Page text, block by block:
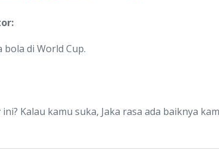
di World Cup.
ini? Kalau kamu suka, Jaka rasa ada baiknya